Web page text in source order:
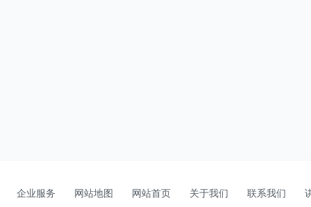
企业服务 网站地图 网站首页 关于我们 联系我们